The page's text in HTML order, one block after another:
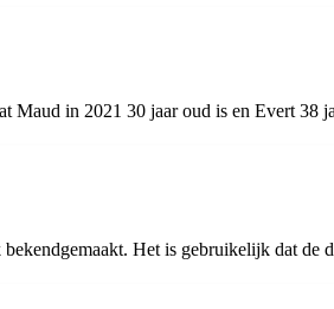
Maud in 2021 30 jaar oud is en Evert 38
Het is gebruikelijk dat de